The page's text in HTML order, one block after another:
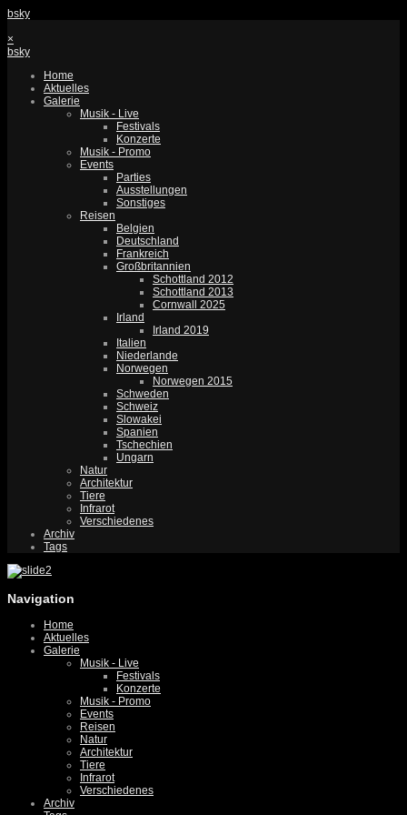
bsky
×
bsky
Home
Aktuelles
Galerie
Musik - Live
Festivals
Konzerte
Musik - Promo
Events
Parties
Ausstellungen
Sonstiges
Reisen
Belgien
Deutschland
Frankreich
Großbritannien
Schottland 2012
Schottland 2013
Cornwall 2025
Irland
Irland 2019
Italien
Niederlande
Norwegen
Norwegen 2015
Schweden
Schweiz
Slowakei
Spanien
Tschechien
Ungarn
Natur
Architektur
Tiere
Infrarot
Verschiedenes
Archiv
Tags
Navigation
Home
Aktuelles
Galerie
Musik - Live
Festivals
Konzerte
Musik - Promo
Events
Reisen
Natur
Architektur
Tiere
Infrarot
Verschiedenes
Archiv